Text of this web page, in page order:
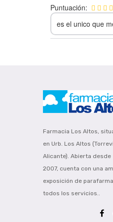
Puntuación:
es el unico que
Farmacia Los Altos,
en Urb. Los Altos
Alicante). Abierta desde
2007, cuenta con una
exposición de
todos los servicios..